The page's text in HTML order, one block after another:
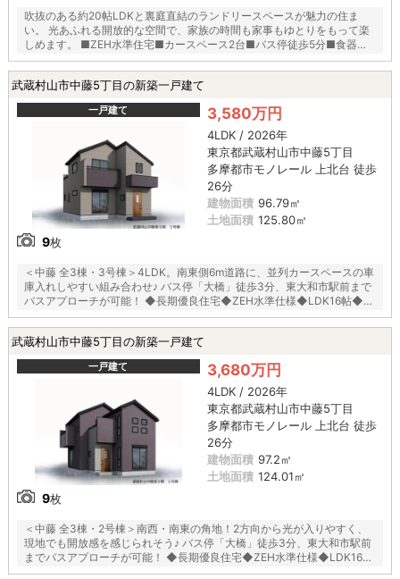
吹抜のある約20帖LDKと裏庭直結のランドリースペースが魅力の住ま
い。 光あふれる開放的な空間で、家族の時間も家事もゆとりをもって楽
しめます。 ■ZEH水準住宅■カースペース2台■バス停徒歩5分■食器洗
浄乾燥機■閑静な住宅街■小学校徒歩10分以内
武蔵村山市中藤5丁目の新築一戸建て
一戸建て
9枚
3,580万円
4LDK / 2026年
東京都武蔵村山市中藤5丁目
多摩都市モノレール 上北台 徒歩
26分
建物面積 96.79㎡
土地面積 125.80㎡
＜中藤 全3棟・3号棟＞4LDK。南東側6m道路に、並列カースペースの車
庫入れしやすい組み合わせ♪ バス停「大橋」徒歩3分、東大和市駅前まで
バスアプローチが可能！ ◆長期優良住宅◆ZEH水準仕様◆LDK16帖◆ミ
ニパントリー◆バルコニー2カ所◆1階洋室あり◆
武蔵村山市中藤5丁目の新築一戸建て
一戸建て
9枚
3,680万円
4LDK / 2026年
東京都武蔵村山市中藤5丁目
多摩都市モノレール 上北台 徒歩
26分
建物面積 97.2㎡
土地面積 124.01㎡
＜中藤 全3棟・2号棟＞南西・南東の角地！2方向から光が入りやすく、
現地でも開放感を感じられそう♪ バス停「大橋」徒歩3分、東大和市駅前
までバスアプローチが可能！ ◆長期優良住宅◆ZEH水準仕様◆LDK16帖
◆ミニパントリー◆バルコニー2カ所◆1階洋室あり◆